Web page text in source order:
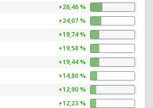
+26,46 %
+24,07 %
+19,74 %
+19,58 %
+19,44 %
+14,80 %
+12,90 %
+12,23 %